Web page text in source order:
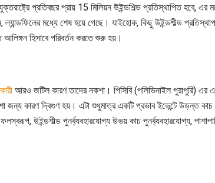
প্রতিবছর প্রায় 15 মিলিয়ন উইন্ডশিল্ড প্রতিস্থাপিত হবে, এর
ল্যান্ডফিলের মধ্যে শেষ হয়ে গেছে। যাইহোক, কিছু উইন্ডশীল্ড
আলিঙ্গন হিসাবে পরিবর্তন করতে শুরু হয়।
আরও জটিল কারণ তাদের নকশা। পিসিবি (পলিভিনাইল পুরাপুরি) এর
জন্য কারণ দ্বিগুণ হয়। এটা শুধুমাত্র একটি প্রভাব ইভেন্টে উড়ন্ত কাচ
উইন্ডশীল্ড পুনর্ব্যবহারযোগ্য উভয় কাচ পুনর্ব্যবহারযোগ্য,